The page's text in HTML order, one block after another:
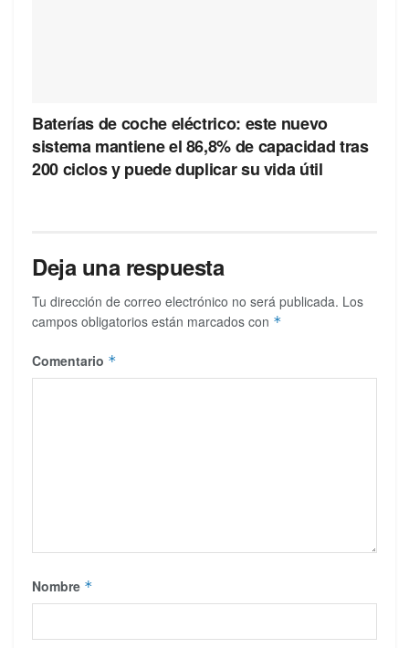
Baterías de coche eléctrico: este nuevo
sistema mantiene el 86,8% de capacidad tras
200 ciclos y puede duplicar su vida útil
Deja una respuesta
Tu dirección de correo electrónico no será publicada. Los
campos obligatorios están marcados con *
Comentario *
Nombre *